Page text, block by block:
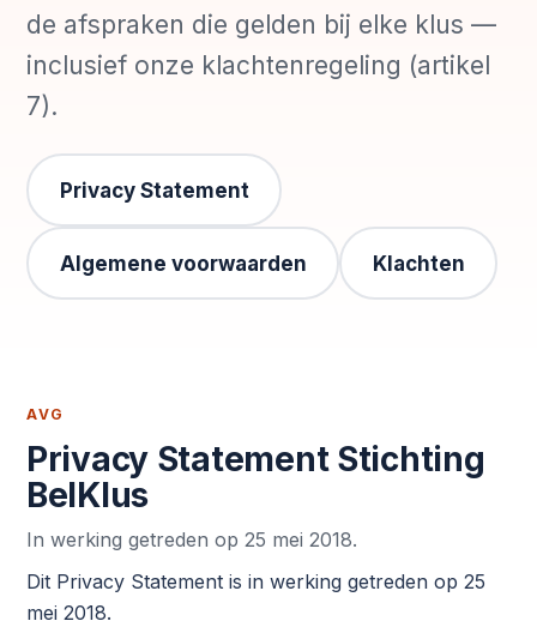
de afspraken die gelden bij elke klus —
inclusief onze klachtenregeling (artikel
7).
Privacy Statement
Algemene voorwaarden Klachten
AVG
Privacy Statement Stichting
BelKlus
In werking getreden op 25 mei 2018.
Dit Privacy Statement is in werking getreden op 25
mei 2018.